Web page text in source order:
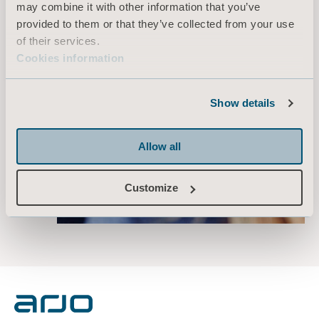
may combine it with other information that you’ve
provided to them or that they’ve collected from your use
of their services.
Cookies information
Show details
Allow all
Customize
Kontakt vårt
supportteam
Kontakt en Arjo-